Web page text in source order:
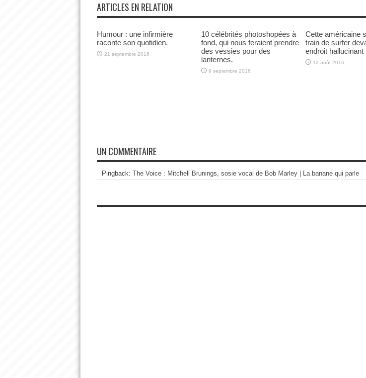
ARTICLES EN RELATION
Humour : une infirmière
raconte son quotidien.
21 septembre 2016
10 célébrités photoshopées à
fond, qui nous feraient prendre
des vessies pour des
lanternes.
9 septembre 2016
Cette américaine
train de surfer
endroit hallucinant
12 août 2016
UN COMMENTAIRE
Pingback: The Voice : Mitchell Brunings, sosie vocal de Bob Marley | La banane qui parle